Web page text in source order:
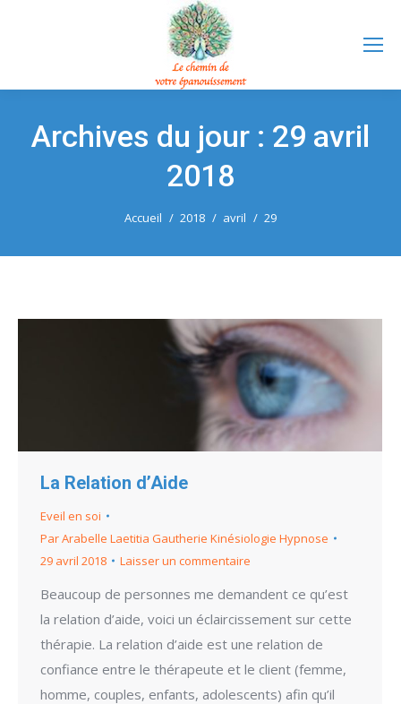
Archives du jour : 29 avril
2018
Accueil 2018 avril 29
La Relation d’Aide
Eveil en soi
ParArabelle Laetitia Gautherie Kinésiologie Hypnose
29 avril 2018
Laisser un commentaire
Beaucoup de personnes me demandent ce qu’est
la relation d’aide, voici un éclaircissement sur cette
thérapie. La relation d’aide est une relation de
confiance entre le thérapeute et le client (femme,
homme, couples, enfants, adolescents) afin qu’il